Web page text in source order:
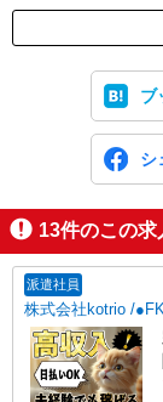
ブ
シ
13件のこの求
派遣社員
株式会社kotrio /